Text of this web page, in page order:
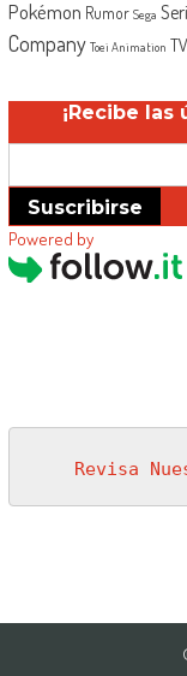
Pokémon Rumor Sega
Company Toei Animation TV
¡Recibe
Suscribirse
Powered by
Revisa